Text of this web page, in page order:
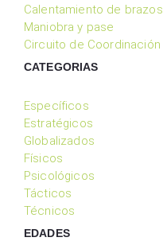
Calentamiento de brazos
Maniobra y pase
Circuito de Coordinación
CATEGORIAS
Específicos
Estratégicos
Globalizados
Físicos
Psicológicos
Tácticos
Técnicos
EDADES